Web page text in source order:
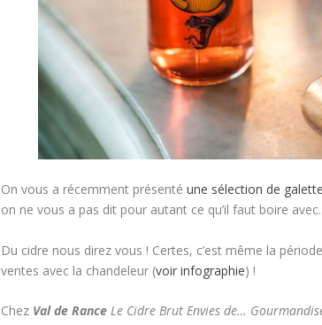
On vous a récemment présenté une sélection de
on ne vous a pas dit pour autant ce qu’il faut boire avec.
Du cidre nous direz vous ! Certes, c’est même la
ventes avec la chandeleur (voir infographie) !
Chez Val de Rance Le Cidre Brut Envies de…